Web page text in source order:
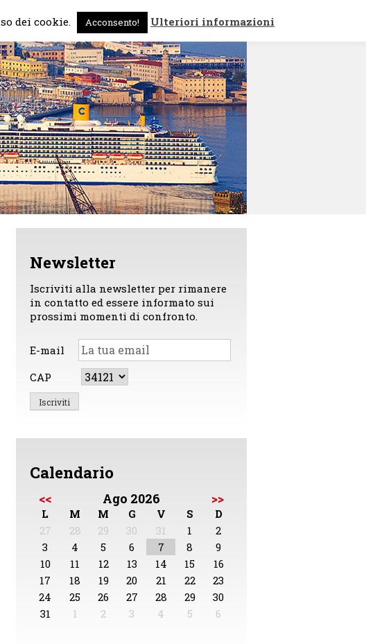
Chi sono News Contattami
Newsletter
Iscriviti alla newsletter per rimanere
in contatto ed essere informato sui
prossimi momenti di confronto.
E-mail
CAP
Calendario
<< Ago 2026 >>
L M M G V S
D
27
28 29 30 31 1
2
3
4 5 6 7 8
9
10
11 12 13 14 15
16
17
18 19 20 21 22
23
24
25 26 27 28 29
30
31
1 2 3 4 5 6
dei cookie. Acconsento! Ulteriori informazioni